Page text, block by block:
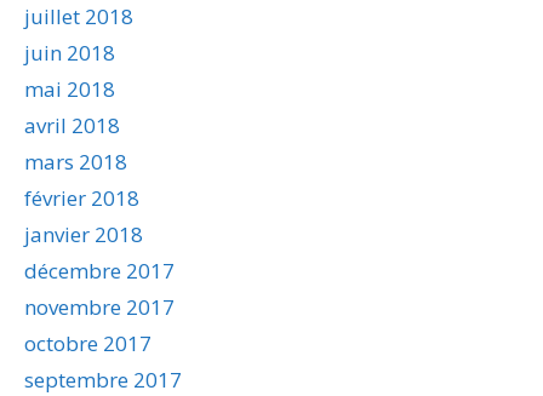
juillet 2018
juin 2018
mai 2018
avril 2018
mars 2018
février 2018
janvier 2018
décembre 2017
novembre 2017
octobre 2017
septembre 2017